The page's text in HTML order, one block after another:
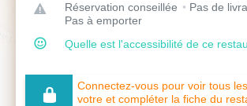
Réservation conseillée
Pas de
Pas à emporter
Quelle est l'accessibilité de ce
Connectez-vous pour voir tous
votre et compléter la fiche du